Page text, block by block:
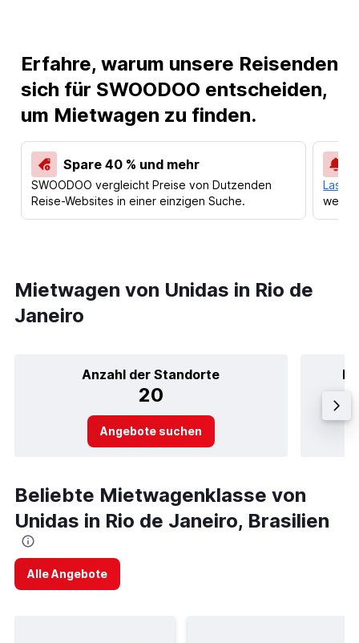
Erfahre, warum unsere Reisenden
sich für SWOODOO entscheiden,
um Mietwagen zu finden.
Spare 40 % und mehr
SWOODOO vergleicht Preise von Dutzenden
Reise-Websites in einer einzigen Suche.
Lass
Mietwagen von Unidas in Rio de
Janeiro
Anzahl der Standorte
20
Angebote suchen
Beliebte Mietwagenklasse von
Unidas in Rio de Janeiro, Brasilien
Alle Angebote